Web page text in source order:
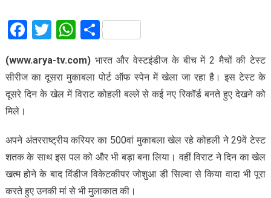
Facebook
Twitter
WhatsApp
Share
(www.arya-tv.com)भारत और वेस्टइंडीज के बीच में 2 मैचों की टेस्ट
सीरीज का दूसरा मुकाबला पोर्ट ऑफ स्पेन में खेला जा रहा है। इस टेस्ट के
दूसरे दिन के खेल में विराट कोहली बल्ले से कई नए रिकॉर्ड बनते हुए देखने को
मिले।
अपने अंतरराष्ट्रीय करियर का 500वां मुकाबला खेल रहे कोहली ने 29वें टेस्ट
शतक के साथ इस पल को और भी बड़ा बना लिया। वहीं विराट ने दिन का खेल
खत्म होने के बाद विंडीज विकेटकीपर जोशुआ डी सिल्वा से किया वादा भी पूरा
करते हुए उनकी मां से भी मुलाकात की।